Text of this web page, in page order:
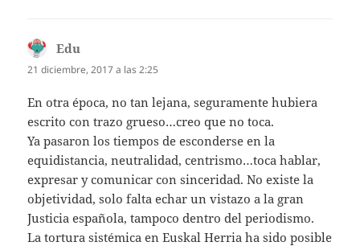
Edu
21 diciembre, 2017 a las 2:25
En otra época, no tan lejana, seguramente hubiera
escrito con trazo grueso…creo que no toca.
Ya pasaron los tiempos de esconderse en la
equidistancia, neutralidad, centrismo…toca hablar,
expresar y comunicar con sinceridad. No existe la
objetividad, solo falta echar un vistazo a la gran
Justicia española, tampoco dentro del periodismo.
La tortura sistémica en Euskal Herria ha sido posible